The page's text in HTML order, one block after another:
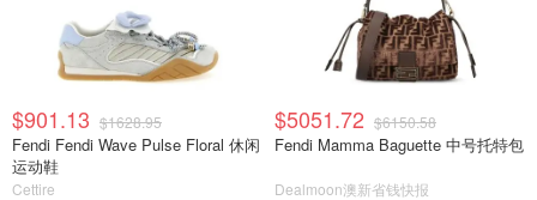
$901.13 $1628.95
Fendi Fendi Wave Pulse Floral 休闲
运动鞋
Cettire
$5051.72 $6150.58
Fendi Mamma Baguette 中号托特包
Dealmoon澳新省钱快报